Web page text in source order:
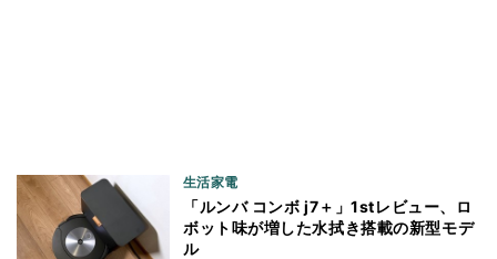
生活家電
「ルンバ コンボ j7＋」1stレビュー、ロ
ボット味が増した水拭き搭載の新型モデ
ル